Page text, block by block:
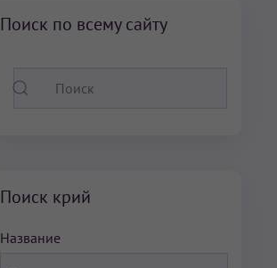
Поиск по всему сайту
Поиск крий
Название